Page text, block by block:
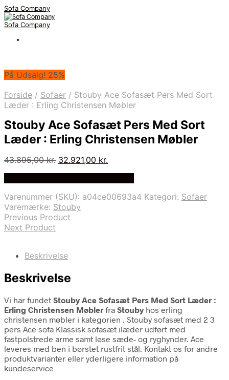
Sofa Company
Sofa Company
På Udsalg! 25%
Forside / Sofaer / Stouby Ace Sofasæt Pers Med Sort
Læder : Erling Christensen Møbler
Stouby Ace Sofasæt Pers Med Sort
Læder : Erling Christensen Møbler
43.895,00kr. Den
43.895,00 kr..
32.921,00 kr.
32.921,00 kr..
Varenummer (SKU): a04ce00693a4 Kategori: Sofaer
Varemærke: Stouby
Previous Product
Next Product
Beskrivelse
Beskrivelse
Vi har fundet Stouby Ace Sofasæt Pers Med Sort Læder :
Erling Christensen Møbler fra Stoubyhos erling
christensen møbler i kategorien . Stouby sofasæt med 2 3
pers Ace sofa Klassisk sofasæt ilæder udført med
fastpolstrede arme samt løse sæde- og ryghynder. Ace
leveres med ben i børstet rustfrit stål. Kontakt os for andre
produktvarianter eller yderligere information på
kundeservice